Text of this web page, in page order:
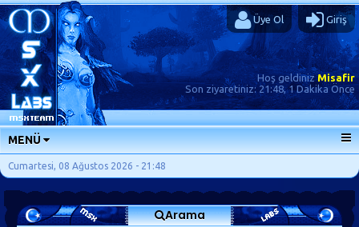
Üye Ol Giriş
Hoş geldinizMisafir
Son ziyaretiniz: 21:48, 1 Dakika Önce
MENÜ
ANA SAYFA
FORUMLAR
SORU-CEVAP
Cumartesi, 08 Ağustos 2026 - 21:48
Arama